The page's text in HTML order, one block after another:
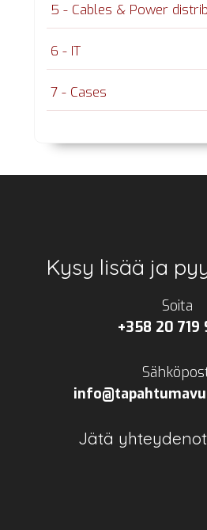
5 - Cables & Power
6 - IT
7 - Cases
Footer
Kysy lisää ja
Soita
+358 20 719
Jätä